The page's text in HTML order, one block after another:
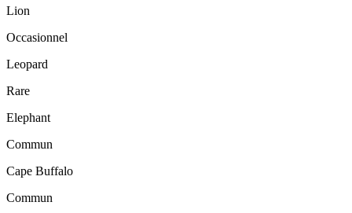
Lion
Occasionnel
Leopard
Rare
Elephant
Commun
Cape Buffalo
Commun